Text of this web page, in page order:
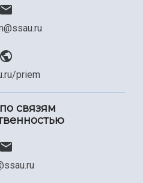
priem
связям